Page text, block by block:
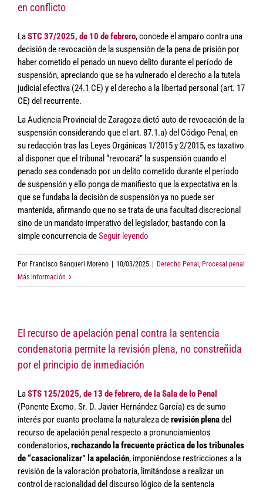
en conflicto
LaSTC 37/2025, de 10 de febrero, concede el amparo contra una
decisión de revocación de la suspensión de la pena de prisión por
haber cometido el penado un nuevo delito durante el período de
suspensión, apreciando que se ha vulnerado el derecho a la tutela
judicial efectiva (24.1 CE) y el derecho a la libertad personal (art. 17
CE) del recurrente.
La Audiencia Provincial de Zaragoza dictó auto de revocación de la
suspensión considerando que el art. 87.1.a) del Código Penal, en
su redacción tras las Leyes Orgánicas 1/2015 y 2/2015, es taxativo
al disponer que el tribunal “revocará” la suspensión cuando el
penado sea condenado por un delito cometido durante el período
de suspensión y ello ponga de manifiesto que la expectativa en la
que se fundaba la decisión de suspensión ya no puede ser
mantenida, afirmando que no se trata de una facultad discrecional
sino de un mandato imperativo del legislador, bastando con la
simple concurrencia deSeguir leyendo
Por Francisco Banqueri Moreno | 10/03/2025 | Derecho Penal Procesal penal
Más información
El recurso de apelación penal contra la sentencia
condenatoria permite la revisión plena, no constreñida
por el principio de inmediación
LaSTS 125/2025, de 13 de febrero, de la Sala de lo Penal
(Ponente Excmo. Sr. D. Javier Hernández García) es de sumo
interés por cuanto proclama la naturaleza derevisión plenadel
recurso de apelación penal respecto a pronunciamientos
condenatorios,rechazando la frecuente práctica de los tribunales
de “casacionalizar” la apelación, imponiéndose restricciones a la
revisión de la valoración probatoria, limitándose a realizar un
control de racionalidad del discurso lógico de la sentencia